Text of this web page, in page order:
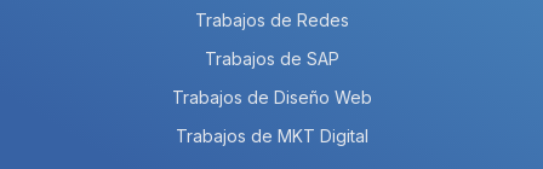
Trabajos de Redes
Trabajos de SAP
Trabajos de Diseño Web
Trabajos de MKT Digital